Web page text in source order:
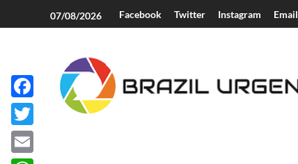
07/08/2026 Facebook Twitter Instagram Email
Facebook
Twitter